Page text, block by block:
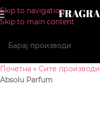
Skip to navigation
Skip to main content
Почетна » Сите производи
Absolu Parfum